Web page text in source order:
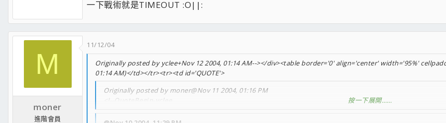
一下戰術就是TIMEOUT :O||:
M
moner
進階會員
11/12/04
Originally posted by yclee+Nov 12 2004, 01:14 AM--></div><table border='0' align='center' width='95%'
01:14 AM)</td></tr><tr><td id='QUOTE'>
Originally posted by moner@Nov 11 2004, 01:16 PM
<!--QuoteBegin-yclee
按一下展開……